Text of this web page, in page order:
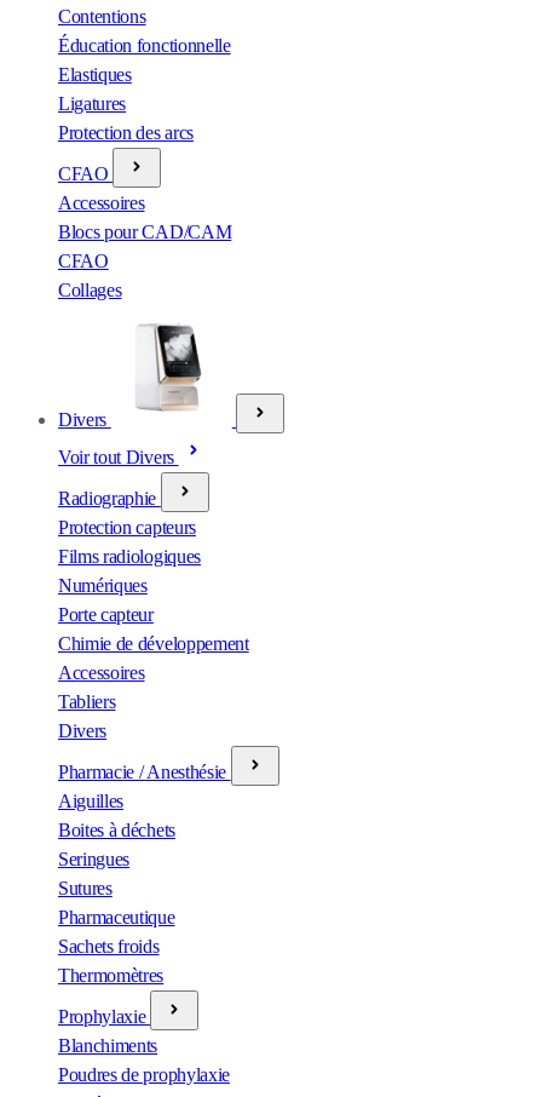
Contentions
Éducation fonctionnelle
Elastiques
Ligatures
Protection des arcs
CFAO
Accessoires
Blocs pour CAD/CAM
CFAO
Collages
Divers
Voir tout Divers
Radiographie
Protection capteurs
Films radiologiques
Numériques
Porte capteur
Chimie de développement
Accessoires
Tabliers
Divers
Pharmacie / Anesthésie
Aiguilles
Boites à déchets
Seringues
Sutures
Pharmaceutique
Sachets froids
Thermomètres
Prophylaxie
Blanchiments
Poudres de prophylaxie